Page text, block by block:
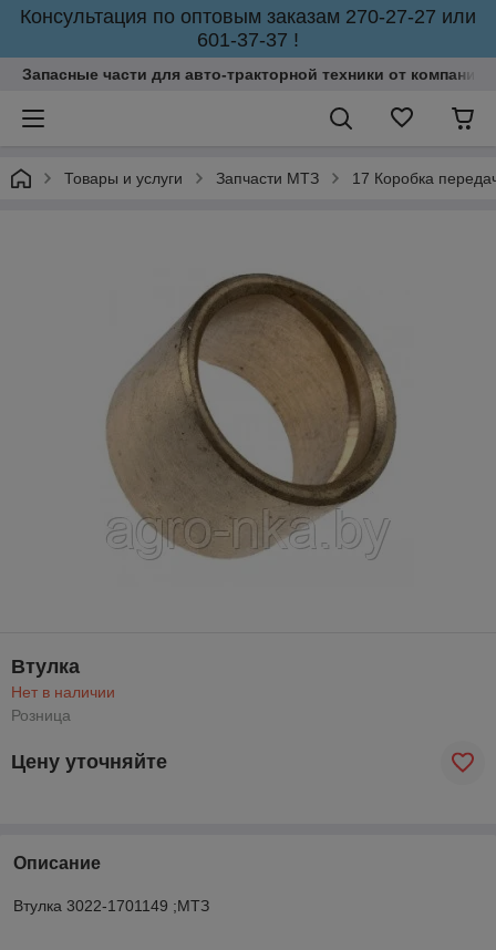
Консультация по оптовым заказам 270-27-27 или
601-37-37 !
Запасные части для авто-тракторной техники от
Товары и услуги Запчасти МТЗ 17 Коробка
Втулка
Нет в наличии
Розница
Цену уточняйте
Описание
Втулка 3022-1701149 ;МТЗ